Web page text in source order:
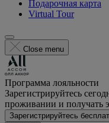
Подарочная карта
Virtual Tour
Close menu
Программа лояльности
Зарегистрируйтесь
проживании и получать
Зарегистрируйтесь